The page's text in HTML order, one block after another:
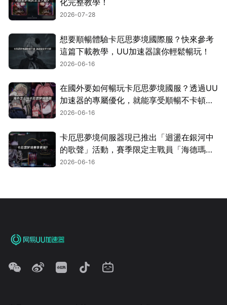
化完整教學！
2026-07-28
想要順暢體驗卡厄思夢境國際服？快來參考
這篇下載教學，UU加速器讓你輕鬆暢玩！
2026-06-16
在國外要如何暢玩卡厄思夢境國服？透過UU
加速器的專屬優化，就能享受順暢不卡頓的
遊玩體驗！
2026-06-16
卡厄思夢境伺服器現已推出「迴盪在銀河中
的歌聲」活動，賽季限定主戰員「海德瑪
麗」同步登場！
2026-06-16